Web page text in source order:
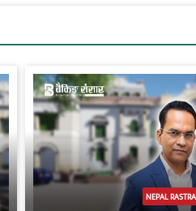
NEPAL